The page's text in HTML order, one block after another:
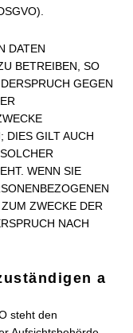
DATEN
BETREIBEN, SO
GEGEN
DIES GILT AUCH
WENN SIE
ZWECKE DER
NACH
a
steht den